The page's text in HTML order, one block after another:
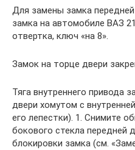
Для замены замка
замка на автомобиле ВАЗ
отвертка, ключ «на 8».
Замок на торце двери
Тяга внутреннего привода
двери хомутом с
его лепестки). 1. Снимите
бокового стекла передней
блокировки замка (см.